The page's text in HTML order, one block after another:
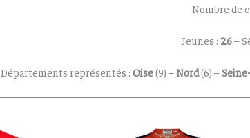
Nombre de
Jeunes : 26–
Départements représentés : Oise(9) – Nord(6) –